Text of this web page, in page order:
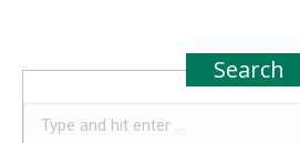
Search
Search: